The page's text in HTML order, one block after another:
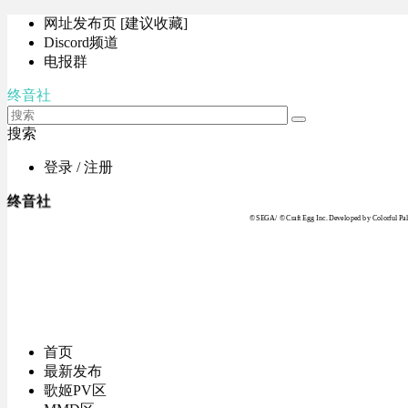
网址发布页 [建议收藏]
Discord频道
电报群
终音社
搜索
登录 / 注册
终音社
© SEGA / © Craft Egg Inc. Developed by Colorful
首页
最新发布
歌姬PV区